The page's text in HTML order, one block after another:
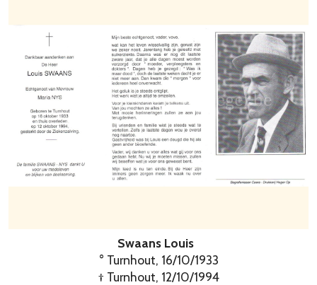
Swaans Louis
° Turnhout, 16/10/1933
† Turnhout, 12/10/1994